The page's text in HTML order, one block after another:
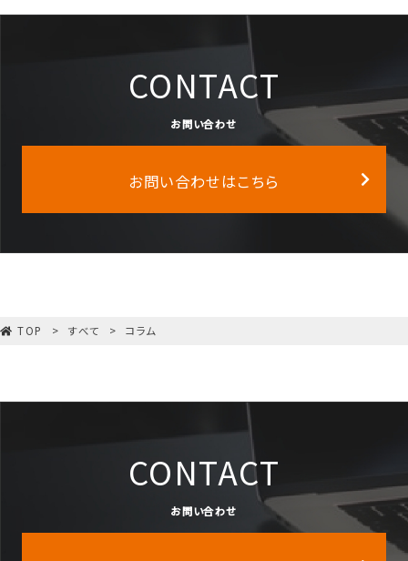
CONTACT
お問い合わせ
お問い合わせはこちら
TOP すべて コラム
CONTACT
お問い合わせ